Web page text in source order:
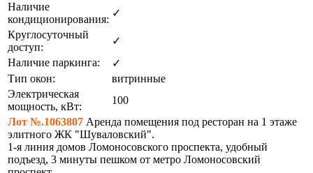
Наличие
кондиционирования:
✓
Круглосуточный
доступ:
✓
Наличие паркинга:
✓
Тип окон:
витринные
Электрическая
мощность, кВт:
100
Лот №.1063807 Аренда помещения под ресторан на 1 этаже
элитного ЖК "Шуваловский".
1-я линия домов Ломоносовского проспекта, удобный
подъезд, 3 минуты пешком от метро Ломоносовский